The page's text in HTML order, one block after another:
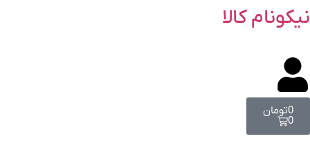
نیکونام کالا
0تومان
0